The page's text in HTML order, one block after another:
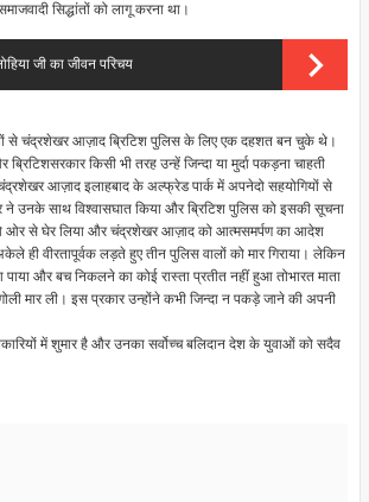
सिद्धांतों को लागू करना था।
जी का जीवन परिचय
से चंद्रशेखर आज़ाद ब्रिटिश पुलिस के लिए एक दहशत बन चुके थे।
किसी भी तरह उन्हें जिन्दा या मुर्दा पकड़ना चाहती
आज़ाद इलाहबाद के अल्फ्रेड पार्क में अपनेदो सहयोगियों से
उनके साथ विश्वासघात किया और ब्रिटिश पुलिस को इसकी सूचना
ओर से घेर लिया और चंद्रशेखर आज़ाद को आत्मसमर्पण का आदेश
ही वीरतापूर्वक लड़ते हुए तीन पुलिस वालों को मार गिराया। लेकिन
और बच निकलने का कोई रास्ता प्रतीत नहीं हुआ तोभारत माता
मार ली। इस प्रकार उन्होंने कभी जिन्दा न पकड़े जाने की अपनी
में शुमार है और उनका सर्वोच्च बलिदान देश के युवाओं को सदैव